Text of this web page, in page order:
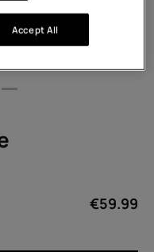
€59.99
Accept All